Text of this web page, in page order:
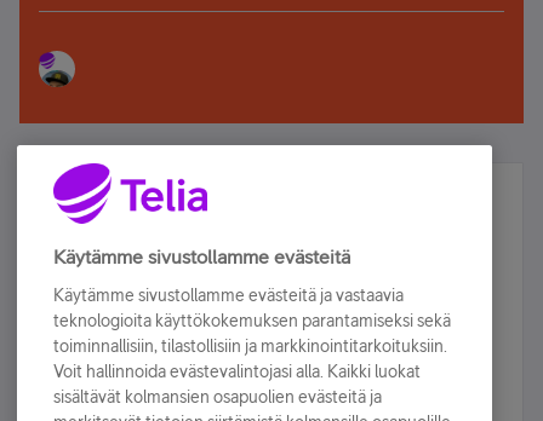
Älä jää paitsi – osallistu ja voita!
Tilaa Telian uutiskirje ja olet mukana arvonnassa.
sähköpostiisi.
Tilaa nyt
Käytämme sivustollamme evästeitä
Käytämme sivustollamme evästeitä ja vastaavia
teknologioita käyttökokemuksen parantamiseksi sekä
toiminnallisiin, tilastollisiin ja markkinointitarkoituksiin.
Voit hallinnoida evästevalintojasi alla. Kaikki luokat
sisältävät kolmansien osapuolien evästeitä ja